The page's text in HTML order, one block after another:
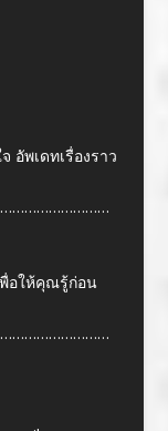
อัพเดทเรื่องราว
อให้คุณรู้ก่อน